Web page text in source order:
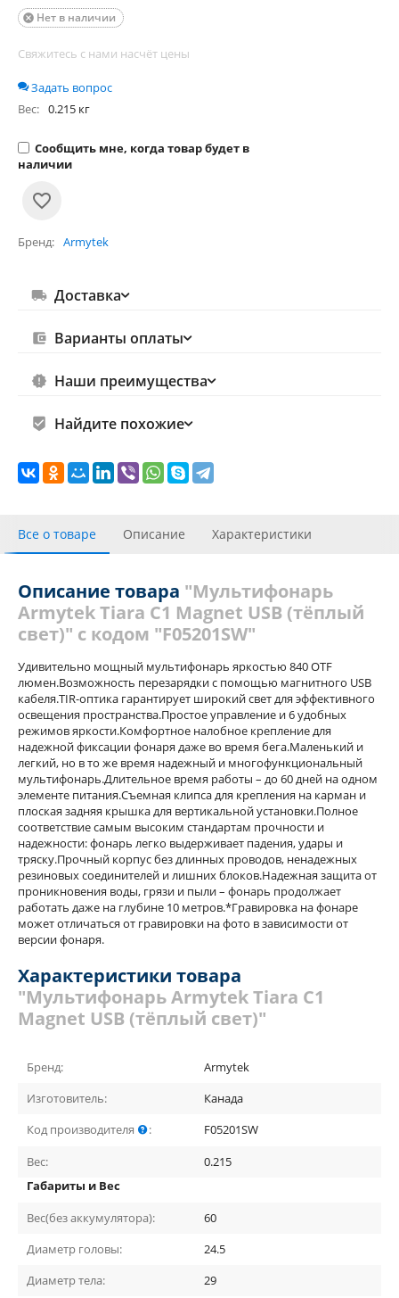
Нет в наличии

Свяжитесь с нами насчёт цены
Задать вопрос
Вес: 0.215 кг
Сообщить мне, когда товар будет в
наличии
Бренд Armytek
Доставка
Варианты оплаты
Наши преимущества
Найдите похожие
Все о товаре Описание Характеристики
Описание товара "Мультифонарь
Armytek Tiara C1 Magnet USB (тёплый
свет)" с кодом "F05201SW"
Удивительно мощный мультифонарь яркостью 840 OTF
люмен.Возможность перезарядки с помощью магнитного USB
кабеля.TIR-оптика гарантирует широкий свет для эффективного
освещения пространства.Простое управление и 6 удобных
режимов яркости.Комфортное налобное крепление для
надежной фиксации фонаря даже во время бега.Маленький и
легкий, но в то же время надежный и многофункциональный
мультифонарь.Длительное время работы – до 60 дней на одном
элементе питания.Съемная клипса для крепления на карман и
плоская задняя крышка для вертикальной установки.Полное
соответствие самым высоким стандартам прочности и
надежности: фонарь легко выдерживает падения, удары и
тряску.Прочный корпус без длинных проводов, ненадежных
резиновых соединителей и лишних блоков.Надежная защита от
проникновения воды, грязи и пыли – фонарь продолжает
работать даже на глубине 10 метров.*Гравировка на фонаре
может отличаться от гравировки на фото в зависимости от
версии фонаря.
Характеристики товара
"Мультифонарь Armytek Tiara C1
Magnet USB (тёплый свет)"
Бренд:
Armytek
Изготовитель:
Канада
Код производителя
: F05201SW
Вес:
0.215
Габариты и Вес
Вес(без аккумулятора):
60
Диаметр головы:
24.5
Диаметр тела:
29